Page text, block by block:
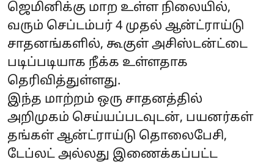
ஜெமினிக்கு மாற உள்ள நிலையில்,
வரும் செப்டம்பர் 4 முதல் ஆன்ட்ராய்டு
சாதனங்களில், கூகுள் அசிஸ்டன்ட்டை
படிப்படியாக நீக்க உள்ளதாக
தெரிவித்துள்ளது.
இந்த மாற்றம் ஒரு சாதனத்தில்
அறிமுகம் செய்யப்படவுடன், பயனர்கள்
தங்கள் ஆன்ட்ராய்டு தொலைபேசி,
டேப்லட் அல்லது இணைக்கப்பட்ட